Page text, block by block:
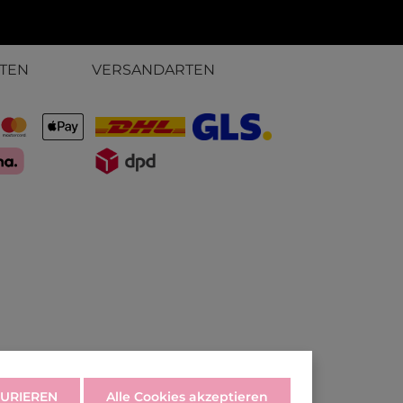
VERSANDARTEN
Alle Cookies akzeptieren